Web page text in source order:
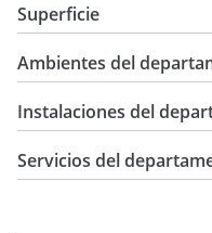
Venta
USD 90.000
Superficie
5 m2
51 m2
Ambientes del
Instalaciones del
Servicios del